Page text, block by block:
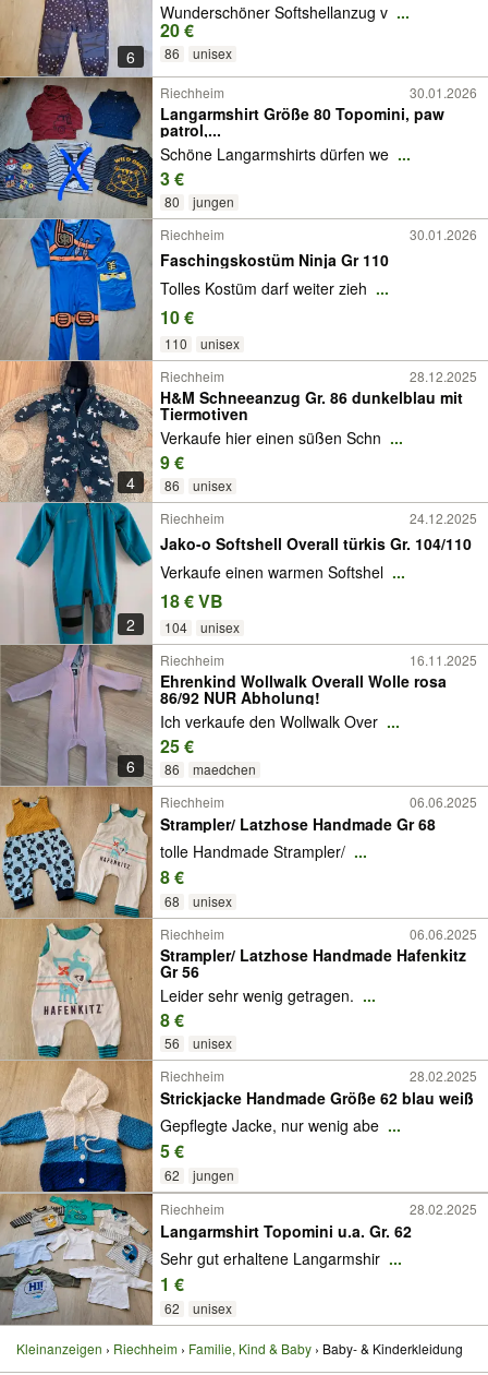
6
Wunderschöner Softshellanzug v ...
20 €
86 unisex
Riechheim 30.01.2026
Langarmshirt Größe 80 Topomini, paw
patrol,...
Schöne Langarmshirts dürfen we ...
3 €
80
jungen
Riechheim
30.01.2026
Faschingskostüm Ninja Gr 110
Tolles Kostüm darf weiter zieh ...
10 €
110 unisex
4
Riechheim 28.12.2025
H&M Schneeanzug Gr. 86 dunkelblau mit
Tiermotiven
Verkaufe hier einen süßen Schn ...
9 €
86 unisex
2
Riechheim 24.12.2025
Jako-o Softshell Overall türkis Gr. 104/110
Verkaufe einen warmen Softshel ...
18 € VB
104 unisex
6
Riechheim 16.11.2025
Ehrenkind Wollwalk Overall Wolle rosa
86/92 NUR Abholung!
Ich verkaufe den Wollwalk Over ...
25 €
86
maedchen
Riechheim
06.06.2025
Strampler/ Latzhose Handmade Gr 68
tolle Handmade Strampler/ ...
8 €
68
unisex
Riechheim
06.06.2025
Strampler/ Latzhose Handmade Hafenkitz
Gr 56
Leider sehr wenig getragen. ...
8 €
56
unisex
Riechheim
28.02.2025
Strickjacke Handmade Größe 62 blau weiß
Gepflegte Jacke, nur wenig abe ...
5 €
62
jungen
Riechheim
28.02.2025
Langarmshirt Topomini u.a. Gr. 62
Sehr gut erhaltene Langarmshir ...
1 €
62 unisex
Kleinanzeigen Riechheim Familie, Kind & Baby Baby- & Kinderkleidung